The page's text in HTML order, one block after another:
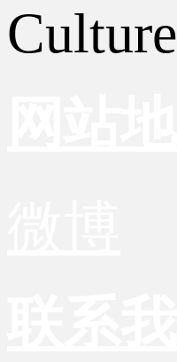
Culture